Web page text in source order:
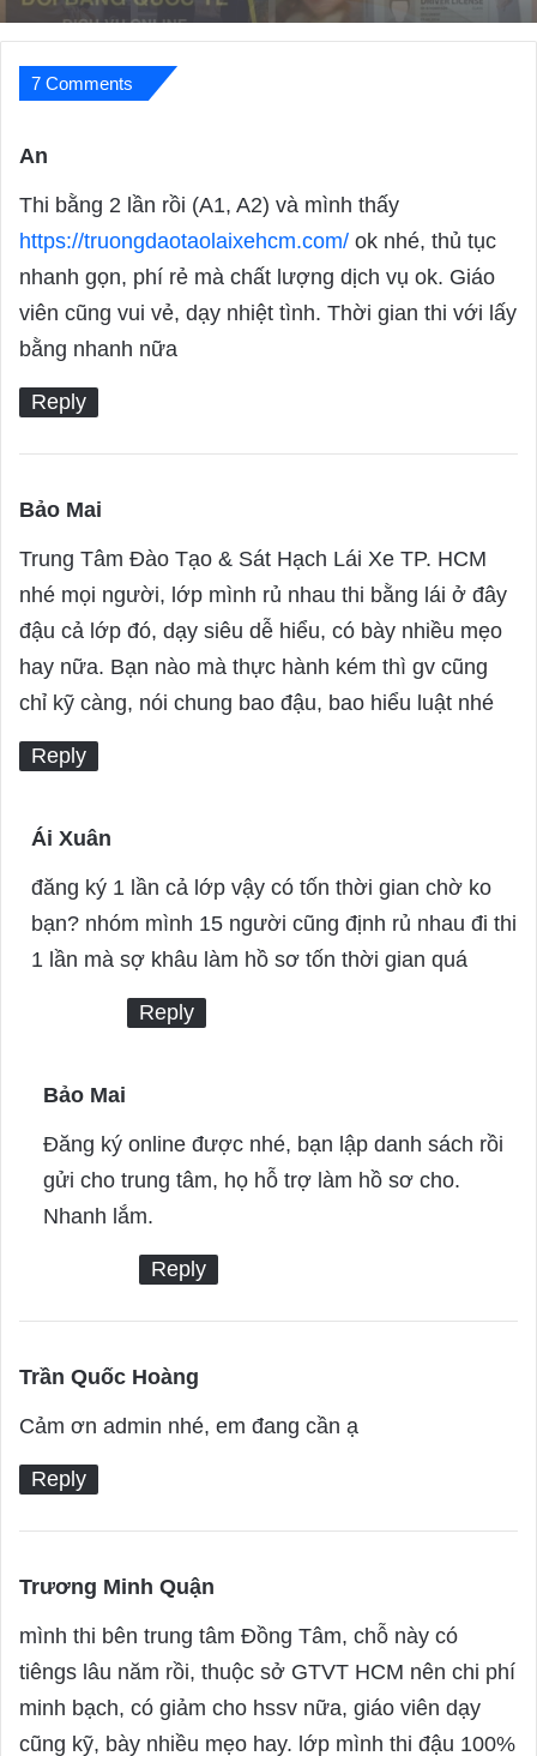
7 Comments
An
a
y
s
:
Thi bằng 2 lần rồi (A1, A2) và mình thấy
https://truongdaotaolaixehcm.com/ ok nhé, thủ tục
nhanh gọn, phí rẻ mà chất lượng dịch vụ ok. Giáo
viên cũng vui vẻ, dạy nhiệt tình. Thời gian thi với lấy
bằng nhanh nữa
Reply
Bảo Mai
a
y
s
Trung Tâm Đào Tạo & Sát Hạch Lái Xe TP. HCM
nhé mọi người, lớp mình rủ nhau thi bằng lái ở đây
đậu cả lớp đó, dạy siêu dễ hiểu, có bày nhiều mẹo
hay nữa. Bạn nào mà thực hành kém thì gv cũng
chỉ kỹ càng, nói chung bao đậu, bao hiểu luật nhé
Reply
Ái Xuân
a
y
s
đăng ký 1 lần cả lớp vậy có tốn thời gian chờ ko
bạn? nhóm mình 15 người cũng định rủ nhau đi thi
1 lần mà sợ khâu làm hồ sơ tốn thời gian quá
Reply
Bảo Mai
y
s
Đăng ký online được nhé, bạn lập danh sách rồi
gửi cho trung tâm, họ hỗ trợ làm hồ sơ cho.
Nhanh lắm.
Reply
Trần Quốc Hoàng
a
:
Cảm ơn admin nhé, em đang cần ạ
Reply
Trương Minh Quận
y
s
:
mình thi bên trung tâm Đồng Tâm, chỗ này có
tiêngs lâu năm rồi, thuộc sở GTVT HCM nên chi phí
minh bạch, có giảm cho hssv nữa, giáo viên dạy
cũng kỹ, bày nhiều mẹo hay. lớp mình thi đậu 100%